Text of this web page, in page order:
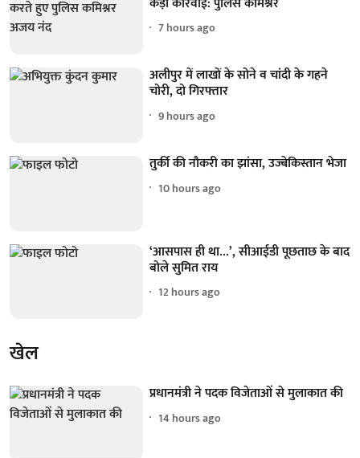
7 hours ago
अलीपुर में लाखों के सोने व चांदी के गहने
चोरी, दो गिरफ्तार
9 hours ago
तुर्की की नौकरी का झांसा, उज्बेकिस्तान भेजा
10 hours ago
‘आसपास ही था...’, सीआईडी पूछताछ के बाद
बोले सुमित राय
12 hours ago
खेल
प्रधानमंत्री ने पदक विजेताओं से मुलाकात की
14 hours ago